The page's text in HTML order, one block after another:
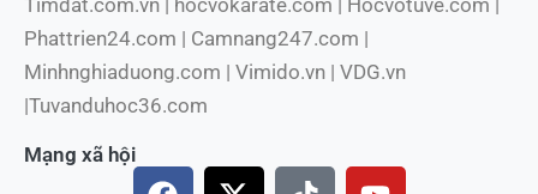
Phattrien24.com | Camnang247.com |
Minhnghiaduong.com | Vimido.vn | VDG.vn
|Tuvanduhoc36.com
Mạng xã hội
F
X
T
Y